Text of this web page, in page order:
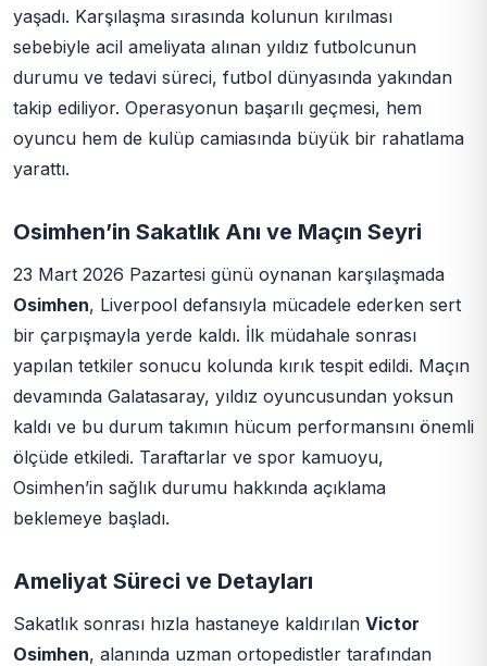
yaşadı. Karşılaşma sırasında kolunun kırılması
sebebiyle acil ameliyata alınan yıldız futbolcunun
durumu ve tedavi süreci, futbol dünyasında yakından
takip ediliyor. Operasyonun başarılı geçmesi, hem
oyuncu hem de kulüp camiasında büyük bir rahatlama
yarattı.
Osimhen’in Sakatlık Anı ve Maçın Seyri
23 Mart 2026 Pazartesi günü oynanan karşılaşmada
Osimhen, Liverpool defansıyla mücadele ederken sert
bir çarpışmayla yerde kaldı. İlk müdahale sonrası
yapılan tetkiler sonucu kolunda kırık tespit edildi. Maçın
devamında Galatasaray, yıldız oyuncusundan yoksun
kaldı ve bu durum takımın hücum performansını önemli
ölçüde etkiledi. Taraftarlar ve spor kamuoyu,
Osimhen’in sağlık durumu hakkında açıklama
beklemeye başladı.
Ameliyat Süreci ve Detayları
Sakatlık sonrası hızla hastaneye kaldırılan Victor
Osimhen, alanında uzman ortopedistler tarafından